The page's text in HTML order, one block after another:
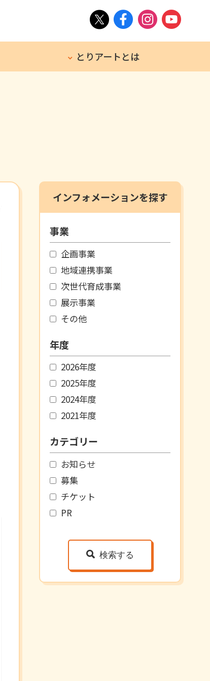
とりアートとは
インフォメーションを探す
事業
企画事業
地域連携事業
次世代育成事業
展示事業
その他
年度
2026年度
2025年度
2024年度
2021年度
カテゴリー
お知らせ
募集
チケット
PR